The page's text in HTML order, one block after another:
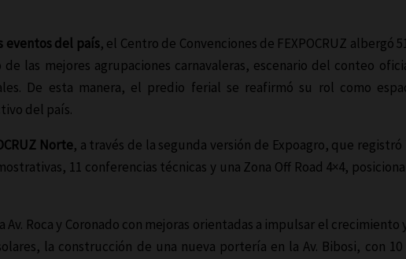
eventos del país, el Centro de Convenciones de FEXPOCRUZ albergó
las mejores agrupaciones carnavaleras, escenario del conteo
De esta manera, el predio ferial se reafirmó su rol como
del país.
Norte, a través de la segunda versión de Expoagro, que registró
11 conferencias técnicas y una Zona Off Road 4×4,
Av. Roca y Coronado con mejoras orientadas a impulsar el
la construcción de una nueva portería en la Av. Bibosi, con